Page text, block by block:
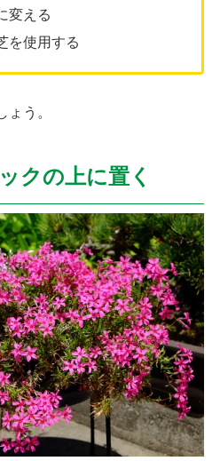
変える
を使用する
ょう。
クの上に置く